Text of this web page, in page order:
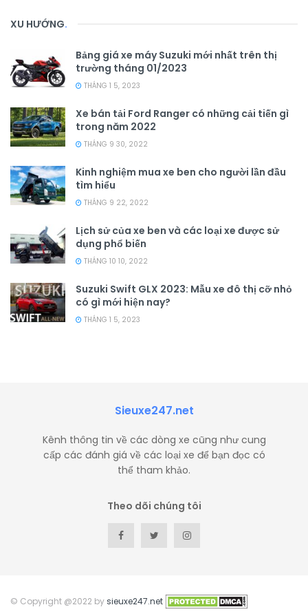
XU HƯỚNG.
Bảng giá xe máy Suzuki mới nhất trên thị
trường tháng 01/2023
THÁNG 1 5, 2023
Xe bán tải Ford Ranger có những cải tiến gì
trong năm 2022
THÁNG 9 30, 2022
Kinh nghiệm mua xe ben cho người lần đầu
tìm hiểu
THÁNG 9 22, 2022
Lịch sử của xe ben và các loại xe được sử
dụng phổ biến
THÁNG 10 10, 2022
Suzuki Swift GLX 2023: Mẫu xe đô thị cỡ nhỏ
có gì mới hiện nay?
THÁNG 1 5, 2023
Sieuxe247.net
Kênh thông tin về các dòng xe cũng như cung
cấp các đánh giá về các loại xe để bạn đọc có
thể tham khảo.
Theo dõi chúng tôi
© Copyright @2022 bysieuxe247.net